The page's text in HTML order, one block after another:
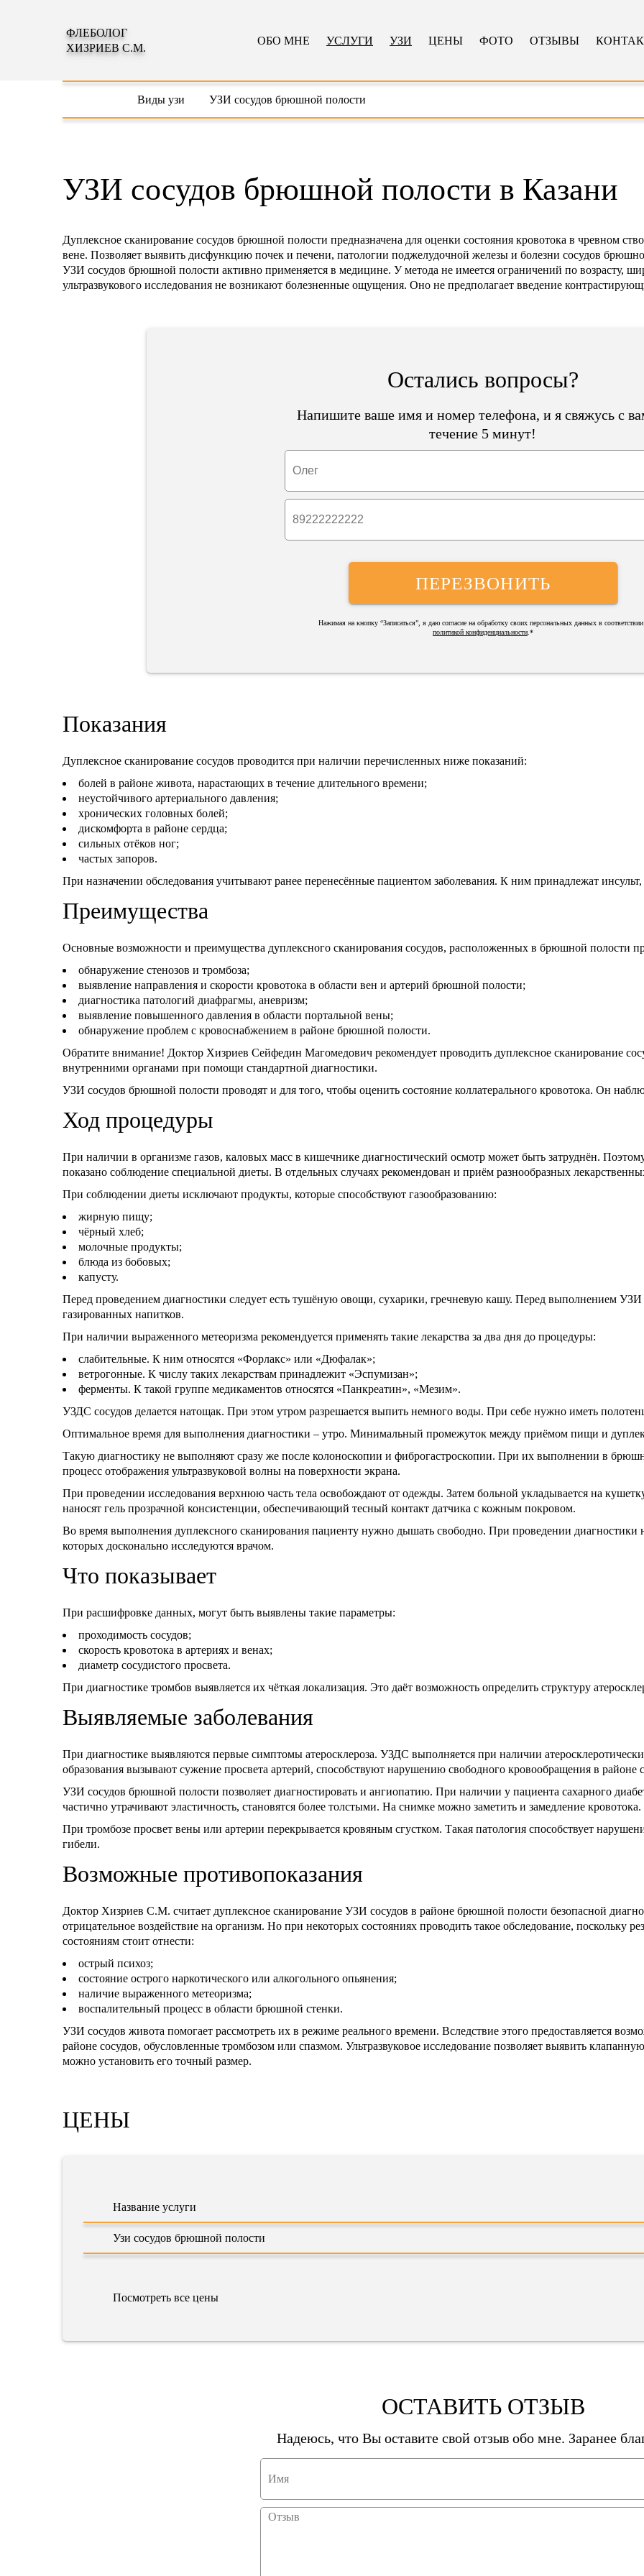
ФЛЕБОЛОГ
ХИЗРИЕВ С.М.
ОБО МНЕ УСЛУГИ УЗИ ЦЕНЫ ФОТО ОТЗЫВЫ
Виды узи УЗИ сосудов брюшной полости
УЗИ сосудов брюшной полости в Казани
Дуплексное сканирование сосудов брюшной полости предназначена для оценки состояния кровотока в чревном
вене. Позволяет выявить дисфункцию почек и печени, патологии поджелудочной железы и болезни сосудов
УЗИ сосудов брюшной полости активно применяется в медицине. У метода не имеется ограничений по возрасту,
ультразвукового исследования не возникают болезненные ощущения. Оно не предполагает введение
Остались вопросы?
Напишите ваше имя и номер телефона, и я свяжусь с
течение 5 минут!
ПЕРЕЗВОНИТЬ
Нажимая на кнопку “Записаться”, я даю согласие на обработку своих персональных данных в соответствии
политикой конфиденциальности .*
Показания
Дуплексное сканирование сосудов проводится при наличии перечисленных ниже показаний:
болей в районе живота, нарастающих в течение длительного времени;
неустойчивого артериального давления;
хронических головных болей;
дискомфорта в районе сердца;
сильных отёков ног;
частых запоров.
При назначении обследования учитывают ранее перенесённые пациентом заболевания. К ним принадлежат
Преимущества
Основные возможности и преимущества дуплексного сканирования сосудов, расположенных в брюшной полости
обнаружение стенозов и тромбоза;
выявление направления и скорости кровотока в области вен и артерий брюшной полости;
диагностика патологий диафрагмы, аневризм;
выявление повышенного давления в области портальной вены;
обнаружение проблем с кровоснабжением в районе брюшной полости.
Обратите внимание! Доктор Хизриев Сейфедин Магомедович рекомендует проводить дуплексное сканирование
внутренними органами при помощи стандартной диагностики.
УЗИ сосудов брюшной полости проводят и для того, чтобы оценить состояние коллатерального кровотока. Он
Ход процедуры
При наличии в организме газов, каловых масс в кишечнике диагностический осмотр может быть затруднён.
показано соблюдение специальной диеты. В отдельных случаях рекомендован и приём разнообразных
При соблюдении диеты исключают продукты, которые способствуют газообразованию:
жирную пищу;
чёрный хлеб;
молочные продукты;
блюда из бобовых;
капусту.
Перед проведением диагностики следует есть тушёную овощи, сухарики, гречневую кашу. Перед выполнением УЗИ
газированных напитков.
При наличии выраженного метеоризма рекомендуется применять такие лекарства за два дня до процедуры:
слабительные. К ним относятся «Форлакс» или «Дюфалак»;
ветрогонные. К числу таких лекарствам принадлежит «Эспумизан»;
ферменты. К такой группе медикаментов относятся «Панкреатин», «Мезим».
УЗДС сосудов делается натощак. При этом утром разрешается выпить немного воды. При себе нужно иметь
Оптимальное время для выполнения диагностики – утро. Минимальный промежуток между приёмом пищи и
Такую диагностику не выполняют сразу же после колоноскопии и фиброгастроскопии. При их выполнении в
процесс отображения ультразвуковой волны на поверхности экрана.
При проведении исследования верхнюю часть тела освобождают от одежды. Затем больной укладывается на
наносят гель прозрачной консистенции, обеспечивающий тесный контакт датчика с кожным покровом.
Во время выполнения дуплексного сканирования пациенту нужно дышать свободно. При проведении диагностики
которых досконально исследуются врачом.
Что показывает
При расшифровке данных, могут быть выявлены такие параметры:
проходимость сосудов;
скорость кровотока в артериях и венах;
диаметр сосудистого просвета.
При диагностике тромбов выявляется их чёткая локализация. Это даёт возможность определить структуру
Выявляемые заболевания
При диагностике выявляются первые симптомы атеросклероза. УЗДС выполняется при наличии
образования вызывают сужение просвета артерий, способствуют нарушению свободного кровообращения в районе
УЗИ сосудов брюшной полости позволяет диагностировать и ангиопатию. При наличии у пациента сахарного
частично утрачивают эластичность, становятся более толстыми. На снимке можно заметить и замедление кровотока.
При тромбозе просвет вены или артерии перекрывается кровяным сгустком. Такая патология способствует
гибели.
Возможные противопоказания
Доктор Хизриев С.М. считает дуплексное сканирование УЗИ сосудов в районе брюшной полости безопасной
отрицательное воздействие на организм. Но при некоторых состояниях проводить такое обследование, поскольку
состояниям стоит отнести:
острый психоз;
состояние острого наркотического или алкогольного опьянения;
наличие выраженного метеоризма;
воспалительный процесс в области брюшной стенки.
УЗИ сосудов живота помогает рассмотреть их в режиме реального времени. Вследствие этого предоставляется
районе сосудов, обусловленные тромбозом или спазмом. Ультразвуковое исследование позволяет выявить
можно установить его точный размер.
ЦЕНЫ
Название услуги
Узи сосудов брюшной полости
Посмотреть все цены
ОСТАВИТЬ ОТЗЫВ
Надеюсь, что Вы оставите свой отзыв обо мне. Заранее